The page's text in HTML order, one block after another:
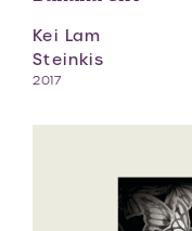
Kei Lam
Steinkis
2017